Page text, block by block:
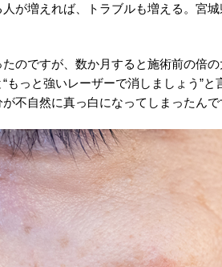
が増えれば、トラブルも増える。宮
たのですが、数か月すると施術前の倍
もっと強いレーザーで消しましょう”
が不自然に真っ白になってしまったん